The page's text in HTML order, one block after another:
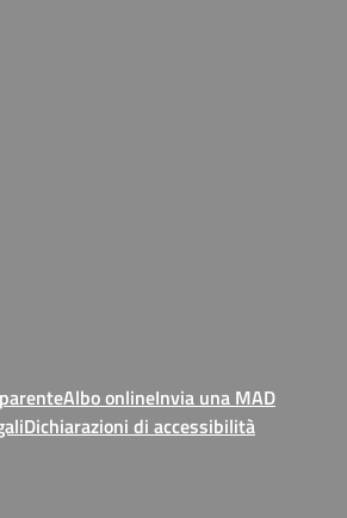
Albo onlineInvia una MAD
Dichiarazioni di accessibilità